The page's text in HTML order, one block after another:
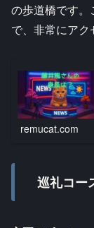
の歩道橋です
で、非常にアク
remucat.com
巡礼コー